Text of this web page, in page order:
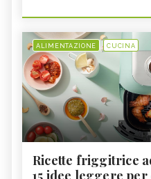
ALIMENTAZIONE CUCINA
Ricette friggitrice
15 idee leggere